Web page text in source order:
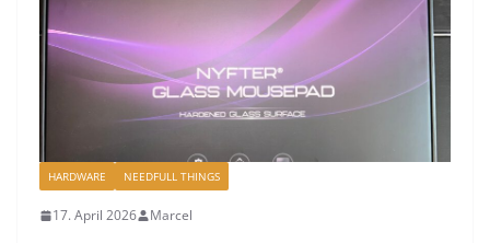
HARDWARE NEEDFULL THINGS
17. April 2026 Marcel